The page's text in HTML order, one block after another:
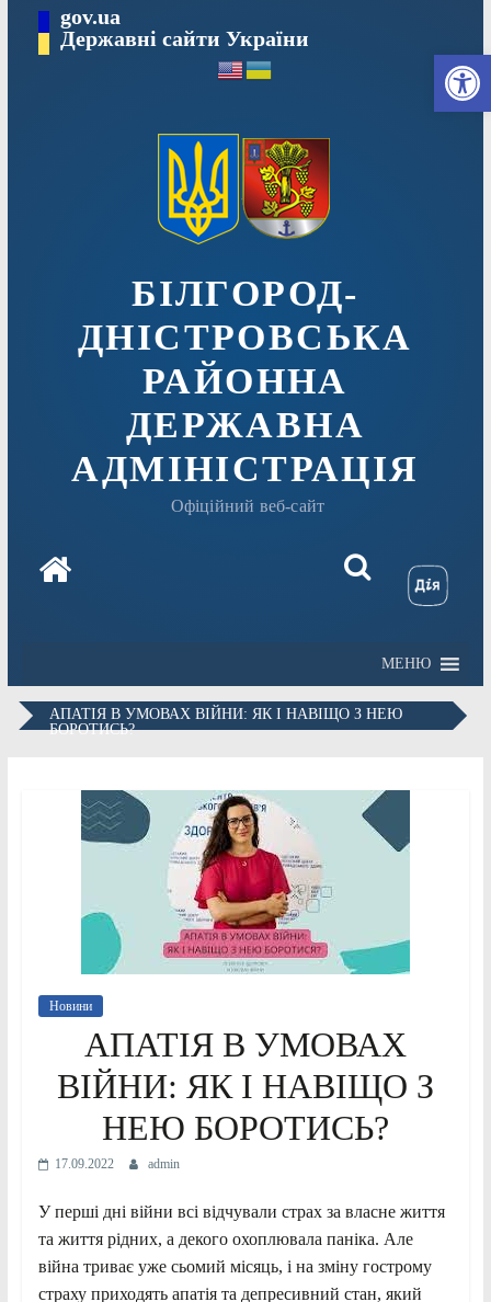
вмісту
gov.ua
Державні сайти України
БІЛГОРОД-
ДНІСТРОВСЬКА
РАЙОННА
ДЕРЖАВНА
АДМІНІСТРАЦІЯ
Офіційний веб-сайт
МЕНЮ
АПАТІЯ В УМОВАХ ВІЙНИ: ЯК І НАВІЩО З НЕЮ
БОРОТИСЬ?
Новини
АПАТІЯ В УМОВАХ
ВІЙНИ: ЯК І НАВІЩО З
НЕЮ БОРОТИСЬ?
17.09.2022 admin
У перші дні війни всі відчували страх за власне життя
та життя рідних, а декого охоплювала паніка. Але
війна триває уже сьомий місяць, і на зміну гострому
страху приходять апатія та депресивний стан, який